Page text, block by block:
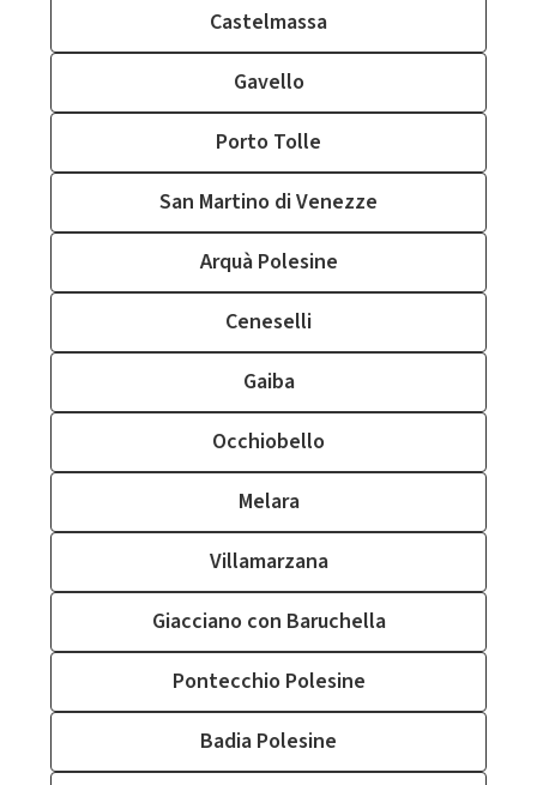
Castelmassa
Gavello
Porto Tolle
San Martino di Venezze
Arquà Polesine
Ceneselli
Gaiba
Occhiobello
Melara
Villamarzana
Giacciano con Baruchella
Pontecchio Polesine
Badia Polesine